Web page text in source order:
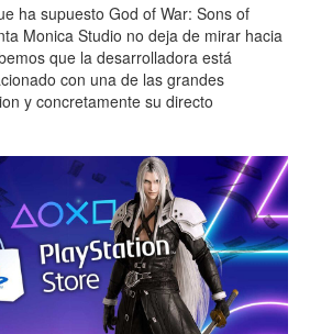
ha supuesto God of War: Sons of
Monica Studio no deja de mirar hacia
que la desarrolladora está
con una de las grandes
y concretamente su directo